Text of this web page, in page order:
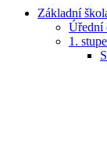
Základní
Úřední
1.